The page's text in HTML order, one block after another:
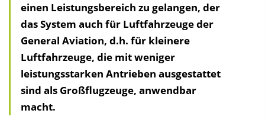
einen Leistungsbereich zu gelangen, der
das System auch für Luftfahrzeuge der
General Aviation, d.h. für kleinere
Luftfahrzeuge, die mit weniger
leistungsstarken Antrieben ausgestattet
sind als Großflugzeuge, anwendbar
macht.